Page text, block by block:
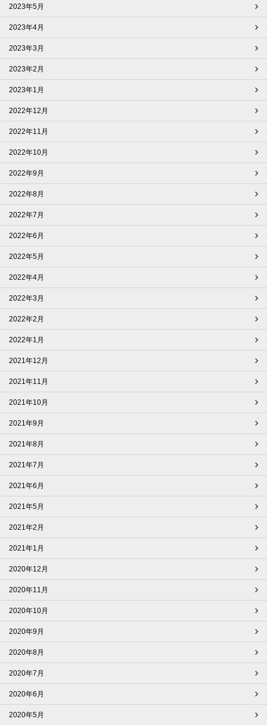
2023年5月
2023年4月
2023年3月
2023年2月
2023年1月
2022年12月
2022年11月
2022年10月
2022年9月
2022年8月
2022年7月
2022年6月
2022年5月
2022年4月
2022年3月
2022年2月
2022年1月
2021年12月
2021年11月
2021年10月
2021年9月
2021年8月
2021年7月
2021年6月
2021年5月
2021年2月
2021年1月
2020年12月
2020年11月
2020年10月
2020年9月
2020年8月
2020年7月
2020年6月
2020年5月